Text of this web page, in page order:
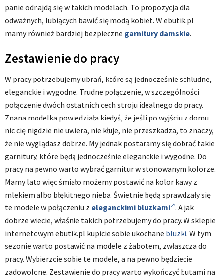
panie odnajdą się w takich modelach. To propozycja dla
odważnych, lubiących bawić się modą kobiet. W ebutik.pl
mamy również bardziej bezpieczne garnitury damskie.
Zestawienie do pracy
W pracy potrzebujemy ubrań, które są jednocześnie schludne,
eleganckie i wygodne. Trudne połączenie, w szczególności
połączenie dwóch ostatnich cech stroju idealnego do pracy.
Znana modelka powiedziała kiedyś, że jeśli po wyjściu z domu
nic cię nigdzie nie uwiera, nie kłuje, nie przeszkadza, to znaczy,
że nie wyglądasz dobrze. My jednak postaramy się dobrać takie
garnitury, które będą jednocześnie eleganckie i wygodne. Do
pracy na pewno warto wybrać garnitur w stonowanym kolorze.
Mamy lato więc śmiało możemy postawić na kolor kawy z
mlekiem albo błękitnego nieba. Świetnie będą sprawdzały się
te modele w połączeniu z eleganckimi bluzkami . A jak
dobrze wiecie, właśnie takich potrzebujemy do pracy. W sklepie
internetowym ebutik.pl kupicie sobie ukochane bluzki. W tym
sezonie warto postawić na modele z żabotem, zwłaszcza do
pracy. Wybierzcie sobie te modele, a na pewno będziecie
zadowolone. Zestawienie do pracy warto wykończyć butami na